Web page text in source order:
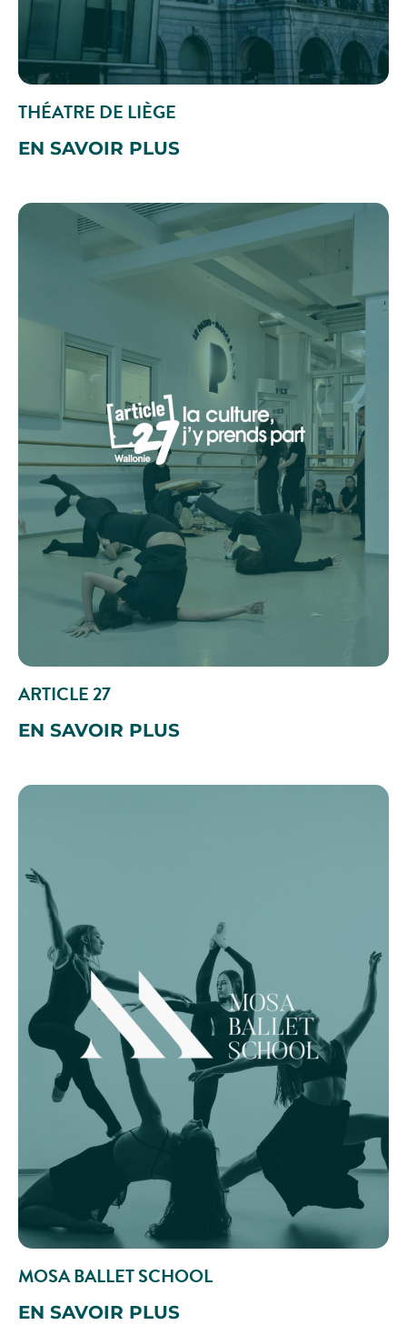
THÉATRE DE LIÈGE
EN SAVOIR PLUS
ARTICLE 27
EN SAVOIR PLUS
MOSA BALLET SCHOOL
EN SAVOIR PLUS